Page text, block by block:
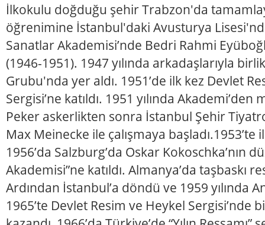
İlkokulu doğduğu şehir Trabzon'da
öğrenimine İstanbul'daki Avusturya
Sanatlar Akademisi’nde Bedri Rahmi
(1946-1951). 1947 yılında arkadaşlarıyla
Grubu'nda yer aldı. 1951’de ilk kez Devlet
Sergisi’ne katıldı. 1951 yılında
Peker askerlikten sonra İstanbul Şehir
Max Meinecke ile çalışmaya başladı.1953’te
1956’da Salzburg’da Oskar Kokoschka’nın
Akademisi”ne katıldı. Almanya’da taşbaskı
Ardından İstanbul’a döndü ve 1959 yılında
1965’te Devlet Resim ve Heykel Sergisi’nde